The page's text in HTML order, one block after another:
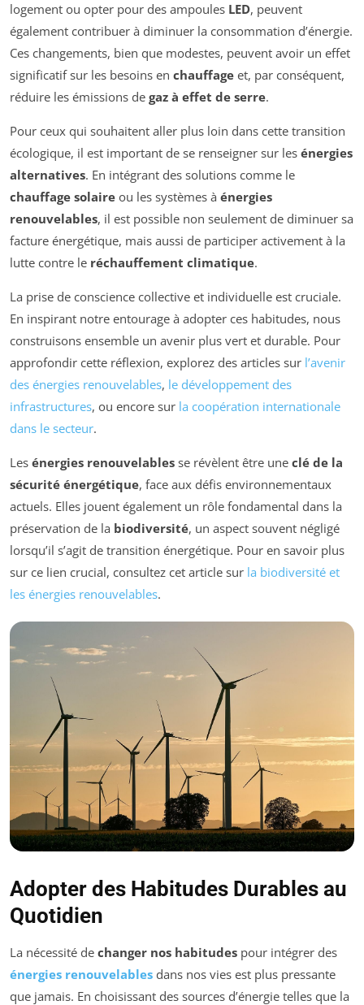
logement ou opter pour des ampoules LED, peuvent
également contribuer à diminuer la consommation d’énergie.
Ces changements, bien que modestes, peuvent avoir un effet
significatif sur les besoins en chauffage et, par conséquent,
réduire les émissions de gaz à effet de serre.
Pour ceux qui souhaitent aller plus loin dans cette transition
écologique, il est important de se renseigner sur les énergies
alternatives. En intégrant des solutions comme le
chauffage solaire ou les systèmes à énergies
renouvelables, il est possible non seulement de diminuer sa
facture énergétique, mais aussi de participer activement à la
lutte contre le réchauffement climatique.
La prise de conscience collective et individuelle est cruciale.
En inspirant notre entourage à adopter ces habitudes, nous
construisons ensemble un avenir plus vert et durable. Pour
approfondir cette réflexion, explorez des articles sur l’avenir
des énergies renouvelables, le développement des
infrastructures, ou encore sur la coopération internationale
dans le secteur.
Les énergies renouvelables se révèlent être une clé de la
sécurité énergétique, face aux défis environnementaux
actuels. Elles jouent également un rôle fondamental dans la
préservation de la biodiversité, un aspect souvent négligé
lorsqu’il s’agit de transition énergétique. Pour en savoir plus
sur ce lien crucial, consultez cet article sur la biodiversité et
les énergies renouvelables.
Adopter des Habitudes Durables au
Quotidien
La nécessité de changer nos habitudes pour intégrer des
énergies renouvelables dans nos vies est plus pressante
que jamais. En choisissant des sources d’énergie telles que la